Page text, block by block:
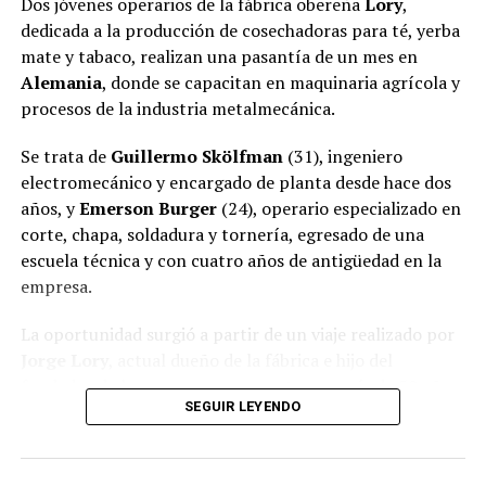
Dos jóvenes operarios de la fábrica obereñaLory,
dedicada a la producción de cosechadoras para té, yerba
mate y tabaco, realizan una pasantía de un mes en
Alemania, donde se capacitan en maquinaria agrícola y
procesos de la industria metalmecánica.
Se trata de Guillermo Skölfman(31), ingeniero
electromecánico y encargado de planta desde hace dos
años, yEmerson Burger(24), operario especializado en
corte, chapa, soldadura y tornería, egresado de una
escuela técnica y con cuatro años de antigüedad en la
empresa.
La oportunidad surgió a partir de un viaje realizado por
fundador de la empresa, que cuenta con más de 50 años
Oberá.
Una oportunidad nacida en la
SEGUIR LEYENDO